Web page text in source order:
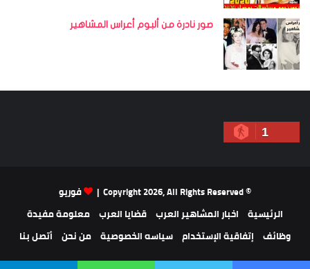
صور نادرة من ألبوم أعراس المشاهير
1
© Copyright 2026, All Rights Reserved |
فوريو
الرئيسية اخبار المشاهير العرب قضايا العرب معلومة مفيدة
وظائف إتفاقية الإستخدام سياسه الخصوصية من نحن أتصل بنا